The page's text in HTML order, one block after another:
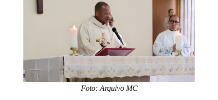
Foto: Arquivo MC